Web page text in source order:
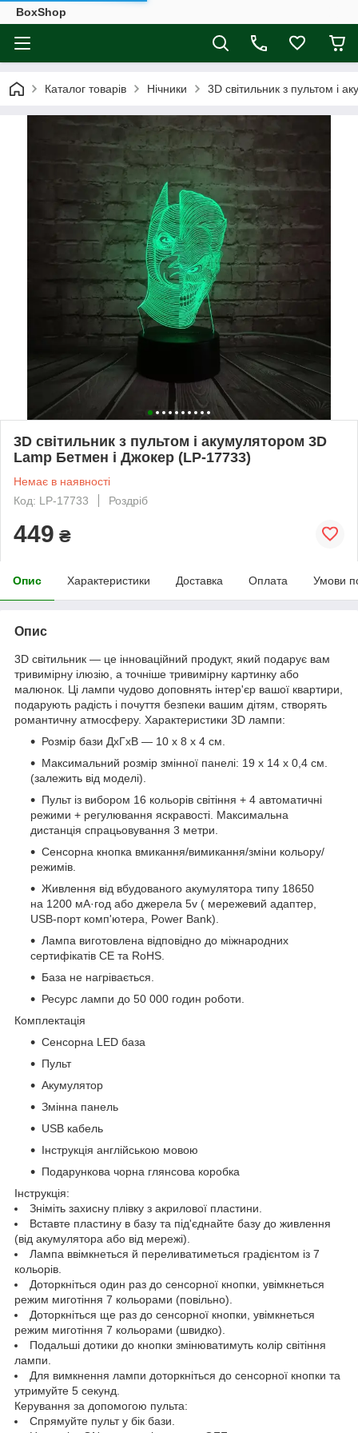
BoxShop
Каталог товарів Нічники 3D світильник з пультом і
3D світильник з пультом і акумулятором 3D
Lamp Бетмен і Джокер (LP-17733)
Немає в наявності
Код: LP-17733
Роздріб
449 ₴
Опис Характеристики Доставка Оплата Умови
Опис
3D світильник — це інноваційний продукт, який подарує вам
тривимірну ілюзію, а точніше тривимірну картинку або
малюнок. Ці лампи чудово доповнять інтер'єр вашої квартири,
подарують радість і почуття безпеки вашим дітям, створять
романтичну атмосферу. Характеристики 3D лампи:
Розмір бази ДхГхВ — 10 х 8 х 4 см.
Максимальний розмір змінної панелі: 19 x 14 x 0,4 см.
(залежить від моделі).
Пульт із вибором 16 кольорів світіння + 4 автоматичні
режими + регулювання яскравості. Максимальна
дистанція спрацьовування 3 метри.
Сенсорна кнопка вмикання/вимикання/зміни кольору/
режимів.
Живлення від вбудованого акумулятора типу 18650
на 1200 мА·год або джерела 5v ( мережевий адаптер,
USB-порт комп'ютера, Power Bank).
Лампа виготовлена відповідно до міжнародних
сертифікатів CE та RoHS.
База не нагрівається.
Ресурс лампи до 50 000 годин роботи.
Комплектація
Сенсорна LED база
Пульт
Акумулятор
Змінна панель
USB кабель
Інструкція англійською мовою
Подарункова чорна глянсова коробка
Інструкція:
Зніміть захисну плівку з акрилової пластини.
Вставте пластину в базу та під'єднайте базу до живлення
(від акумулятора або від мережі).
Лампа ввімкнеться й переливатиметься градієнтом із 7
кольорів.
Доторкніться один раз до сенсорної кнопки, увімкнеться
режим миготіння 7 кольорами (повільно).
Доторкніться ще раз до сенсорної кнопки, увімкнеться
режим миготіння 7 кольорами (швидко).
Подальші дотики до кнопки змінюватимуть колір світіння
лампи.
Для вимкнення лампи доторкніться до сенсорної кнопки та
утримуйте 5 секунд.
Керування за допомогою пульта:
Спрямуйте пульт у бік бази.